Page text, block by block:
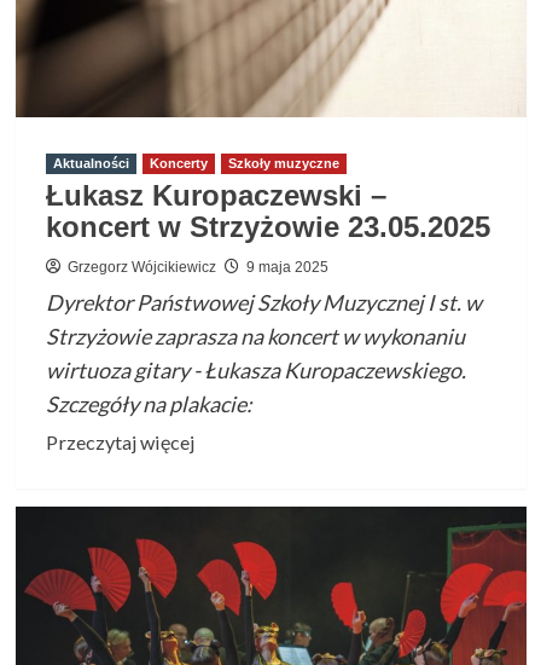
Aktualności Koncerty Szkoły muzyczne
Łukasz Kuropaczewski –
koncert w Strzyżowie 23.05.2025
Grzegorz Wójcikiewicz 9 maja 2025
Dyrektor Państwowej Szkoły Muzycznej I st. w
Strzyżowie zaprasza na koncert w wykonaniu
wirtuoza gitary - Łukasza Kuropaczewskiego.
Szczegóły na plakacie:
Przeczytaj więcejPrzeczytaj
Kuropaczewski
koncert
w